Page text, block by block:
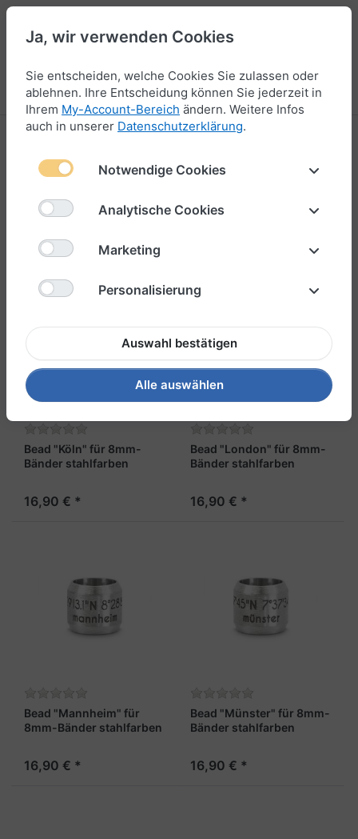
Menü Anmelden Vergleichen Wunschliste Warenkorb
25-48 von
Filtern & Sortieren
Bead "Köln" für 8mm-
Bänder stahlfarben
16,90 € *
Bead "London" für 8mm-
Bänder stahlfarben
16,90 € *
Bead "Mannheim" für
8mm-Bänder stahlfarben
16,90 € *
Bead "Münster" für 8mm-
Bänder stahlfarben
16,90 € *
Ja, wir verwenden Cookies
Sie entscheiden, welche Cookies Sie zulassen oder
ablehnen. Ihre Entscheidung können Sie jederzeit in
Ihrem My-Account-Bereich ändern. Weitere Infos
auch in unserer Datenschutzerklärung.
Notwendige Cookies
Analytische Cookies
Marketing
Personalisierung
Auswahl bestätigen
Alle auswählen